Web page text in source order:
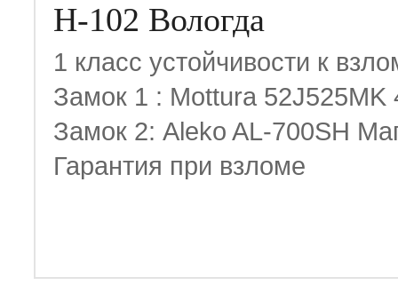
Н-102 Вологда
1 класс устойчивости к
Замок 1 : Mottura 52J525MK
Замок 2: Aleko AL-700SH
Гарантия при взломе